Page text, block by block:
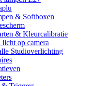
& Softboxen
& Kleurcalibratie
op camera
Studioverlichting